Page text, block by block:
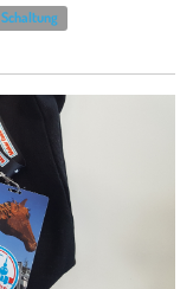
Schaltung